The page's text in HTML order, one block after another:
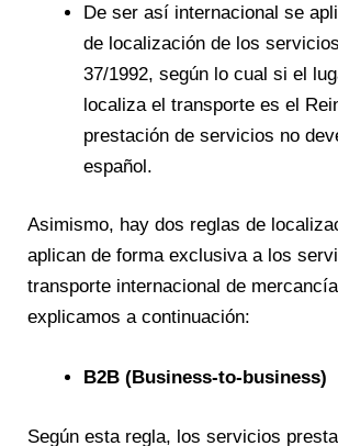
De ser así internacional se
de localización de los
37/1992, según lo cual si el
localiza el transporte es el
prestación de servicios no
español.
Asimismo, hay dos reglas de
aplican de forma exclusiva a los
transporte internacional de
explicamos a continuación:
B2B (Business-to-business)
Según esta regla, los servicios